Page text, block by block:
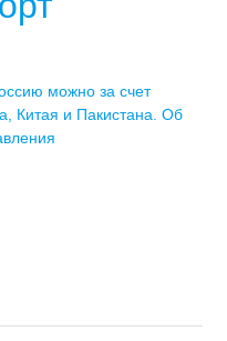
можно за счет
Китая и Пакистана. Об